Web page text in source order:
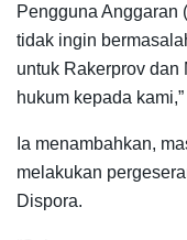
Pengguna Anggaran
tidak ingin
untuk Rakerprov dan
hukum kepada
Ia menambahkan,
melakukan
Dispora.